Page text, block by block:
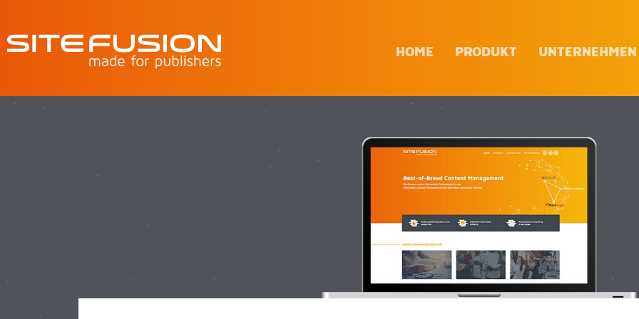
HOME PRO­DUKT UN­TER­NEH­MEN